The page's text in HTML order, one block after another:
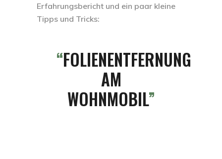
Erfahrungsbericht und ein paar kleine
Tipps und Tricks:
FOLIENENTFERNUNG
AM
WOHNMOBIL